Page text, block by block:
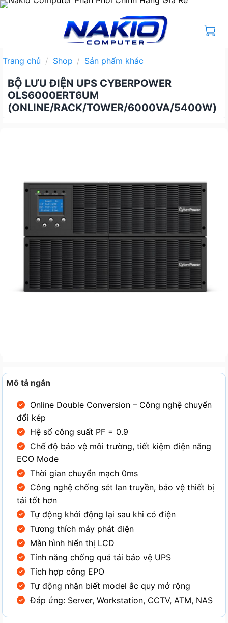
Bỏ
Trang chủ / Shop / Sản phẩm khác
BỘ LƯU ĐIỆN UPS CYBERPOWER
OLS6000ERT6UM
(ONLINE/RACK/TOWER/6000VA/5400W)
Mô tả ngắn
Online Double Conversion – Công nghệ chuyển
đổi kép
Hệ số công suất PF = 0.9
Chế độ bảo vệ môi trường, tiết kiệm điện năng
ECO Mode
Thời gian chuyển mạch 0ms
Công nghệ chống sét lan truyền, bảo vệ thiết bị
tải tốt hơn
Tự động khởi động lại sau khi có điện
Tương thích máy phát điện
Màn hình hiển thị LCD
Tính năng chống quá tải bảo vệ UPS
Tích hợp công EPO
Tự động nhận biết model ắc quy mở rộng
Đáp ứng: Server, Workstation, CCTV, ATM, NAS